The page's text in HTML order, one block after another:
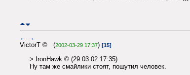
← →
VictorT © (2002-03-29 17:37) [15]
> IronHawk © (29.03.02 17:35)
Ну там же смайлики стоят, пошутил человек.